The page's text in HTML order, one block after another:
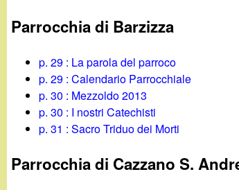
Parrocchia di Barzizza
p. 29 : La parola del parroco
p. 29 : Calendario Parrocchiale
p. 30 : Mezzoldo 2013
p. 30 : I nostri Catechisti
p. 31 : Sacro Triduo dei Morti
Parrocchia di Cazzano S.